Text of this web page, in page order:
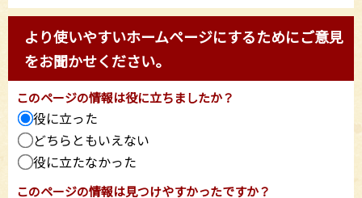
より使いやすいホームページにするためにご意見
をお聞かせください。
このページの情報は役に立ちましたか？
役に立った
どちらともいえない
役に立たなかった
このページの情報は見つけやすかったですか？